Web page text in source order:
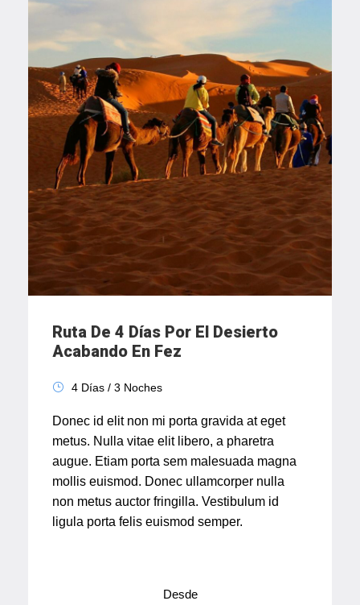
Ruta De 4 Días Por El Desierto
Acabando En Fez
4 Días / 3 Noches
Donec id elit non mi porta gravida at eget
metus. Nulla vitae elit libero, a pharetra
augue. Etiam porta sem malesuada magna
mollis euismod. Donec ullamcorper nulla
non metus auctor fringilla. Vestibulum id
ligula porta felis euismod semper.
Desde